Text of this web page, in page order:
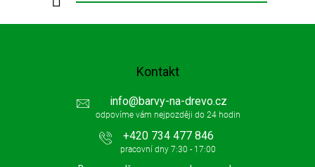
Kontakt
info@barvy-na-drevo.cz
+420 734 477 846